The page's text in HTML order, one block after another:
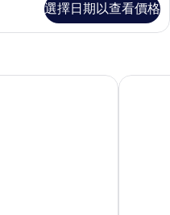
選擇日期以查看價格
奧特拉